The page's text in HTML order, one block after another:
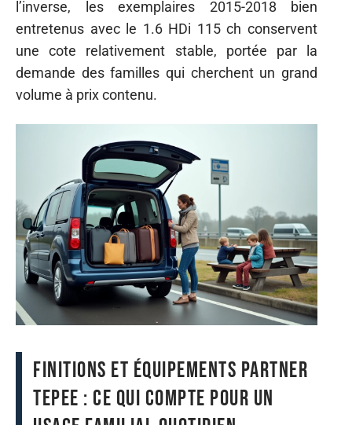
l’inverse, les exemplaires 2015-2018 bien
entretenus avec le 1.6 HDi 115 ch conservent
une cote relativement stable, portée par la
demande des familles qui cherchent un grand
volume à prix contenu.
Finitions et équipements Partner
Tepee : ce qui compte pour un